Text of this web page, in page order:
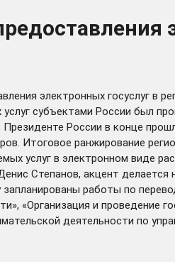
электронных госуслуг в
субъектами России был
России в конце
Итоговое ранжирование
услуг в электронном виде
Степанов, акцент делается
работы по
«Организация и проведение
деятельности по